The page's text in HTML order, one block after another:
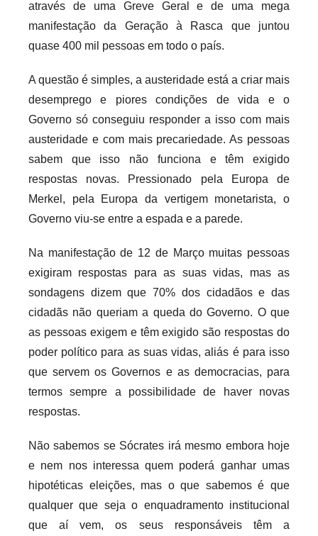
através de uma Greve Geral e de uma mega
manifestação da Geração à Rasca que juntou
quase 400 mil pessoas em todo o país.
A questão é simples, a austeridade está a criar mais
desemprego e piores condições de vida e o
Governo só conseguiu responder a isso com mais
austeridade e com mais precariedade. As pessoas
sabem que isso não funciona e têm exigido
respostas novas. Pressionado pela Europa de
Merkel, pela Europa da vertigem monetarista, o
Governo viu-se entre a espada e a parede.
Na manifestação de 12 de Março muitas pessoas
exigiram respostas para as suas vidas, mas as
sondagens dizem que 70% dos cidadãos e das
cidadãs não queriam a queda do Governo. O que
as pessoas exigem e têm exigido são respostas do
poder político para as suas vidas, aliás é para isso
que servem os Governos e as democracias, para
termos sempre a possibilidade de haver novas
respostas.
Não sabemos se Sócrates irá mesmo embora hoje
e nem nos interessa quem poderá ganhar umas
hipotéticas eleições, mas o que sabemos é que
qualquer que seja o enquadramento institucional
que aí vem, os seus responsáveis têm a